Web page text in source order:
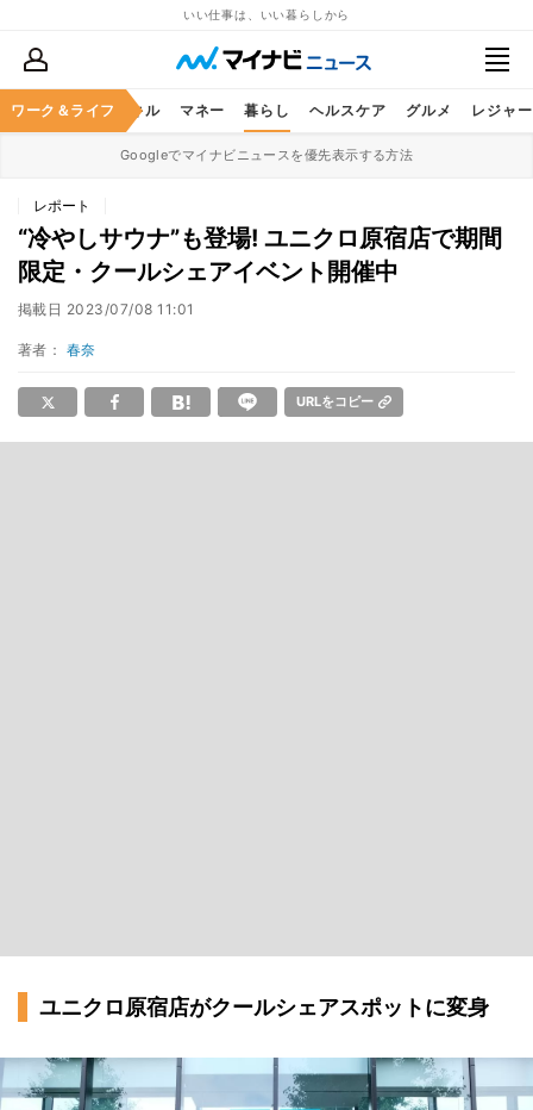
いい仕事は、いい暮らしから
ワーク＆ライフ
ア ビジネススキル マネー 暮らし ヘルスケア グルメ レジャー
Googleでマイナビニュースを優先表示する方法
レポート
“冷やしサウナ”も登場! ユニクロ原宿店で期間
限定・クールシェアイベント開催中
掲載日 2023/07/08 11:01
著者： 春奈
URLをコピー
ユニクロ原宿店がクールシェアスポットに変身